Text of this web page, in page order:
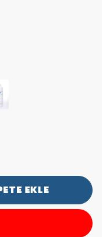
EKLE